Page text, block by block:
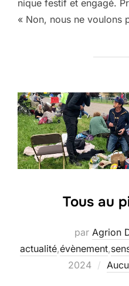
nique festif et engagé.
« Non, nous ne voulons
Tous au
par Agrion
actualité,évènement,
2024